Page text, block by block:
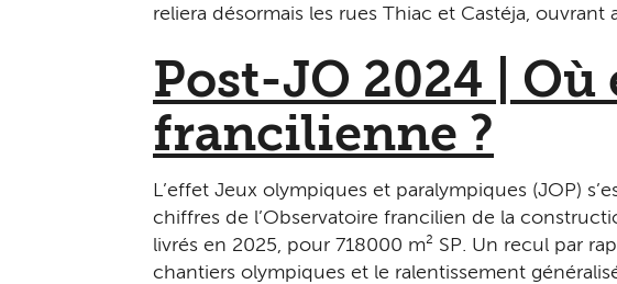
reliera désormais les rues Thiac et Castéja,
Post-JO 2024 |
francilienne ?
L’effet Jeux olympiques et paralympiques (JOP)
chiffres de l’Observatoire francilien de la
livrés en 2025, pour 718 000 m² SP. Un recul par
chantiers olympiques et le ralentissement